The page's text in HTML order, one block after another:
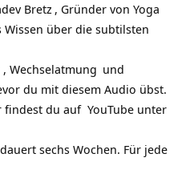
Bretz, Gründer von Yoga
über die subtilsten
, Wechselatmung und
du mit diesem Audio übst.
findest du auf YouTube unter
sechs Wochen. Für jede